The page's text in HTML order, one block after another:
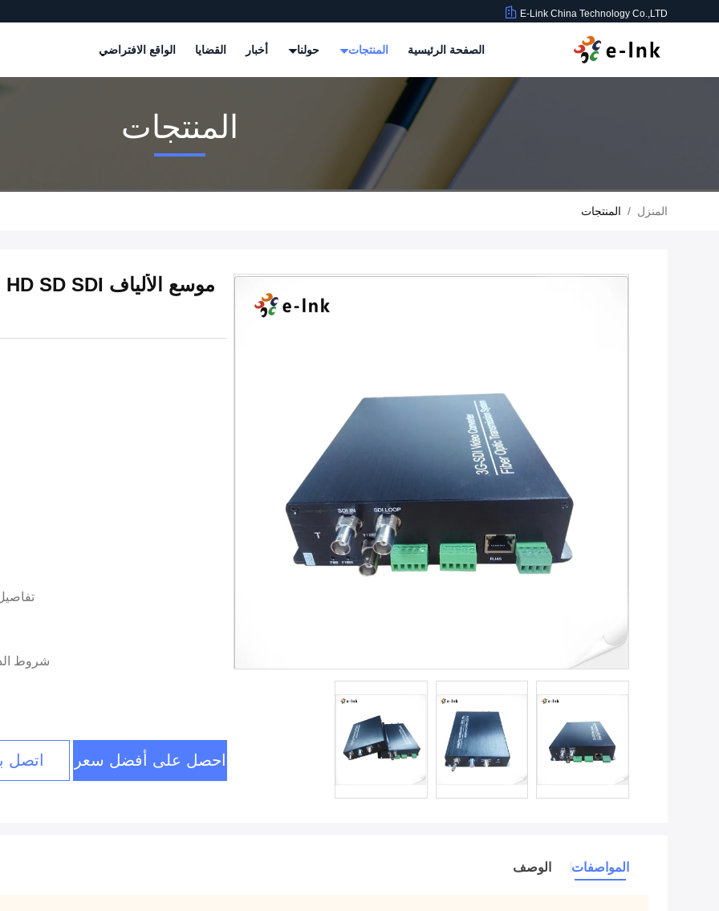
E-Link China Technology Co.,LTD
الصفحة الرئيسية المنتجات حولنا أخبار القضايا الواقع الافتراضي
المنتجات
المنزل / المنتجات
شروط
احصل على أفضل سعر اتصل
المواصفات الوصف